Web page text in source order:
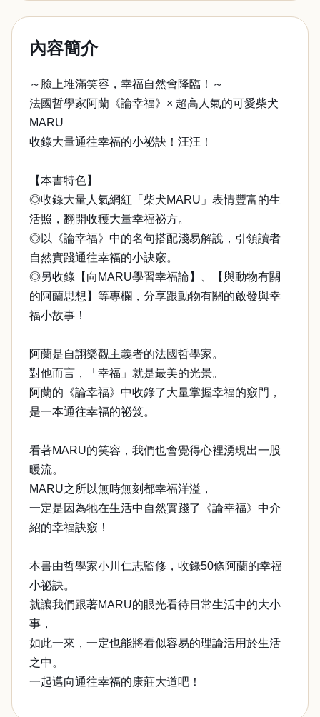
內容簡介
～臉上堆滿笑容，幸福自然會降臨！～
法國哲學家阿蘭《論幸福》× 超高人氣的可愛柴犬
MARU
收錄大量通往幸福的小祕訣！汪汪！
【本書特色】
◎收錄大量人氣網紅「柴犬MARU」表情豐富的生
活照，翻開收穫大量幸福祕方。
◎以《論幸福》中的名句搭配淺易解說，引領讀者
自然實踐通往幸福的小訣竅。
◎另收錄【向MARU學習幸福論】、【與動物有關
的阿蘭思想】等專欄，分享跟動物有關的啟發與幸
福小故事！
阿蘭是自詡樂觀主義者的法國哲學家。
對他而言，「幸福」就是最美的光景。
阿蘭的《論幸福》中收錄了大量掌握幸福的竅門，
是一本通往幸福的祕笈。
看著MARU的笑容，我們也會覺得心裡湧現出一股
暖流。
MARU之所以無時無刻都幸福洋溢，
一定是因為牠在生活中自然實踐了《論幸福》中介
紹的幸福訣竅！
本書由哲學家小川仁志監修，收錄50條阿蘭的幸福
小祕訣。
就讓我們跟著MARU的眼光看待日常生活中的大小
事，
如此一來，一定也能將看似容易的理論活用於生活
之中。
一起邁向通往幸福的康莊大道吧！